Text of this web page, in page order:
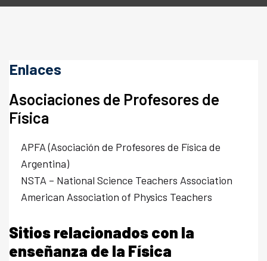
Enlaces
Asociaciones de Profesores de
Física
APFA (Asociación de Profesores de Física de
Argentina)
NSTA – National Science Teachers Association
American Association of Physics Teachers
Sitios relacionados con la
enseñanza de la Física